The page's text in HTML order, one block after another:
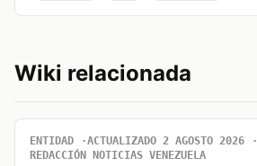
Wiki relacionada
ENTIDAD ACTUALIZADO 2 AGOSTO 2026
REDACCIÓN NOTICIAS VENEZUELA